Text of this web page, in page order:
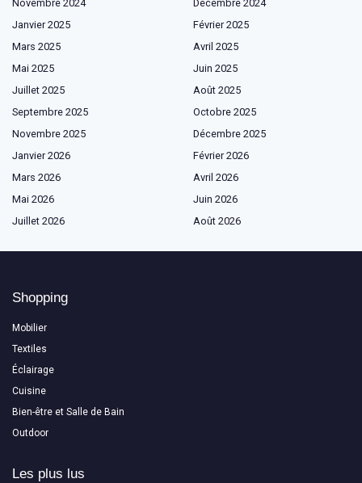
Novembre 2024
Décembre 2024
Janvier 2025
Février 2025
Mars 2025
Avril 2025
Mai 2025
Juin 2025
Juillet 2025
Août 2025
Septembre 2025
Octobre 2025
Novembre 2025
Décembre 2025
Janvier 2026
Février 2026
Mars 2026
Avril 2026
Mai 2026
Juin 2026
Juillet 2026
Août 2026
Shopping
Mobilier
Textiles
Éclairage
Cuisine
Bien-être et Salle de Bain
Outdoor
Les plus lus